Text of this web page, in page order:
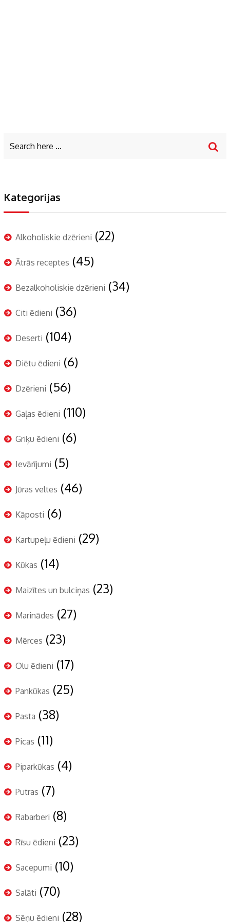
Kategorijas
Alkoholiskie dzērieni (22)
Ātrās receptes (45)
Bezalkoholiskie dzērieni (34)
Citi ēdieni (36)
Deserti (104)
Diētu ēdieni (6)
Dzērieni (56)
Gaļas ēdieni (110)
Griķu ēdieni (6)
Ievārījumi (5)
Jūras veltes (46)
Kāposti (6)
Kartupeļu ēdieni (29)
Kūkas (14)
Maizītes un bulciņas (23)
Marinādes (27)
Mērces (23)
Olu ēdieni (17)
Pankūkas (25)
Pasta (38)
Picas (11)
Piparkūkas (4)
Putras (7)
Rabarberi (8)
Rīsu ēdieni (23)
Sacepumi (10)
Salāti (70)
Sēņu ēdieni (28)